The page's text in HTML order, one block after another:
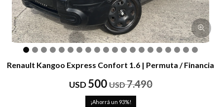
Renault Kangoo Express Confort 1.6 | Permuta / Financia
USD 500 USD7.490
93